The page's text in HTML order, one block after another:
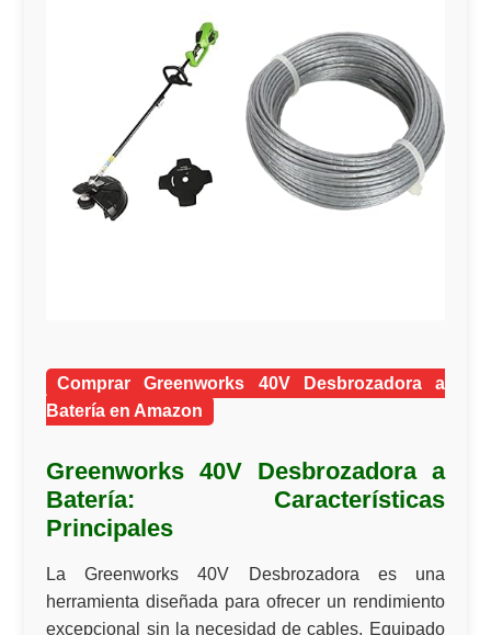
Comprar Greenworks 40V Desbrozadora a
Batería en Amazon
Greenworks 40V Desbrozadora a
Batería: Características
Principales
La Greenworks 40V Desbrozadora es una
herramienta diseñada para ofrecer un rendimiento
excepcional sin la necesidad de cables. Equipado